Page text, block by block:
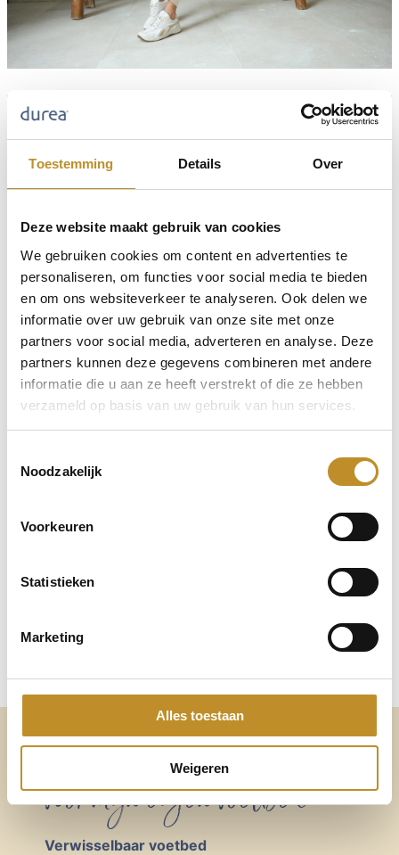
Toestemming Details Over
Deze website maakt gebruik van cookies
We gebruiken cookies om content en advertenties te
personaliseren, om functies voor social media te bieden
en om ons websiteverkeer te analyseren. Ook delen we
informatie over uw gebruik van onze site met onze
partners voor social media, adverteren en analyse. Deze
partners kunnen deze gegevens combineren met andere
informatie die u aan ze heeft verstrekt of die ze hebben
verzameld op basis van uw gebruik van hun services.
Noodzakelijk
Voorkeuren
Statistieken
Marketing
Alles toestaan
Weigeren
Altijd voldoende ruimte
voor mijn eigen voetbed
Verwisselbaar voetbed